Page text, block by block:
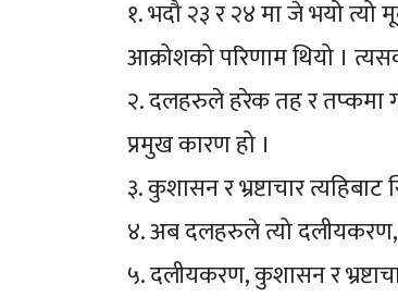
१. भदौ २३ र २४ मा जे भयो
आक्रोशको परिणाम थियो ।
२. दलहरुले हरेक तह र तप्कमा
प्रमुख कारण हो ।
३. कुशासन र भ्रष्टाचार
४. अब दलहरुले त्यो दलीयकरण,
५. दलीयकरण, कुशासन र